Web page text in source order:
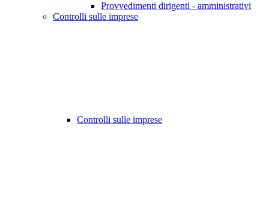
Provvedimenti dirigenti - amministrativi
Controlli sulle imprese
Controlli sulle imprese